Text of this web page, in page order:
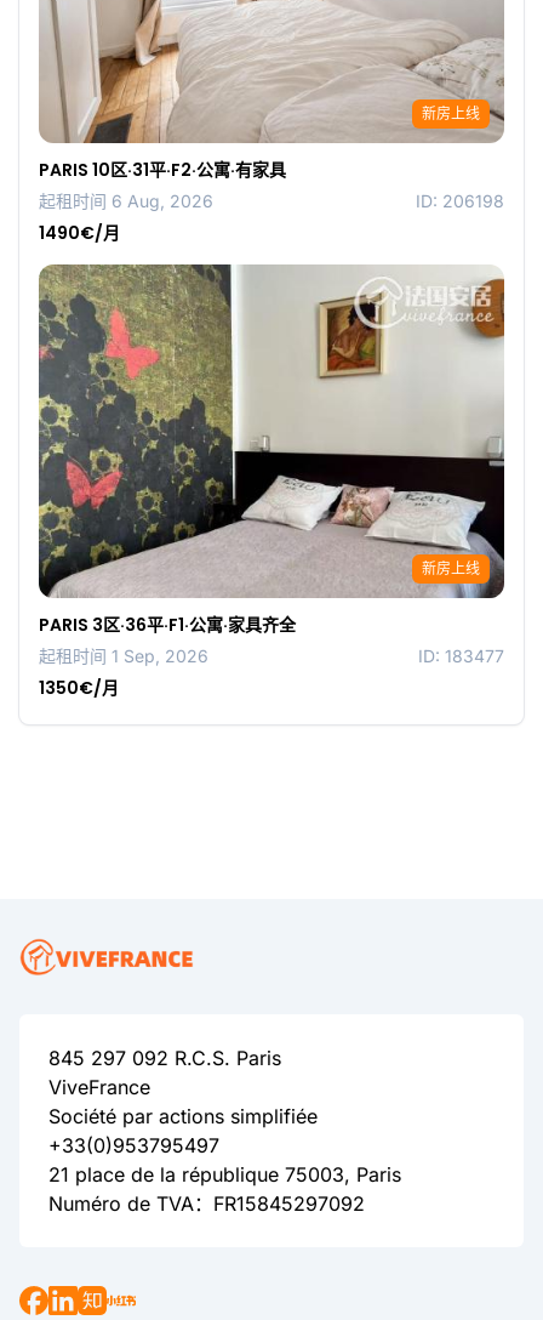
新房上线
PARIS 10区·31平·F2·公寓·有家具
起租时间 6 Aug, 2026 ID: 206198
1490€/月
新房上线
PARIS 3区·36平·F1·公寓·家具齐全
起租时间 1 Sep, 2026 ID: 183477
1350€/月
845 297 092 R.C.S. Paris
ViveFrance
Société par actions simplifiée
+33(0)953795497
21 place de la république 75003, Paris
Numéro de TVA：FR15845297092